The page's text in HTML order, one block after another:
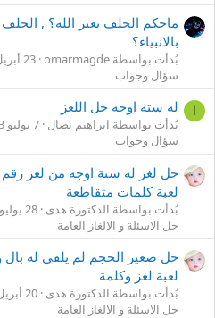
ماحكم الحلف بغير الله؟ ,
بالانبياء؟
بُدأت بواسطة omarmagde 23 أبريل 2024
سؤال وجواب
ا له ستة اوجه حل اللغز
بُدأت بواسطة ابراهيم نضال 7 يوليو 2023
سؤال وجواب
لعبة كلمات متقاطعة
بُدأت بواسطة الدكتورة هدى 28 يوليو 2016
حل الاسئلة و الالغاز العامة
حل صغير الحجم لم يلقى له بال
لعبة لغز وكلمة
بُدأت بواسطة الدكتورة هدى 20 أبريل 2016
حل الاسئلة و الالغاز العامة